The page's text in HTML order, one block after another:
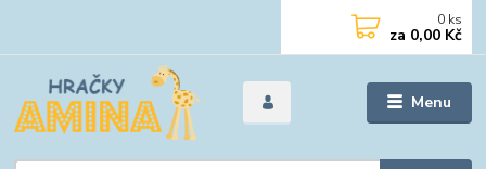
Menu
0 ks
za 0,00 Kč